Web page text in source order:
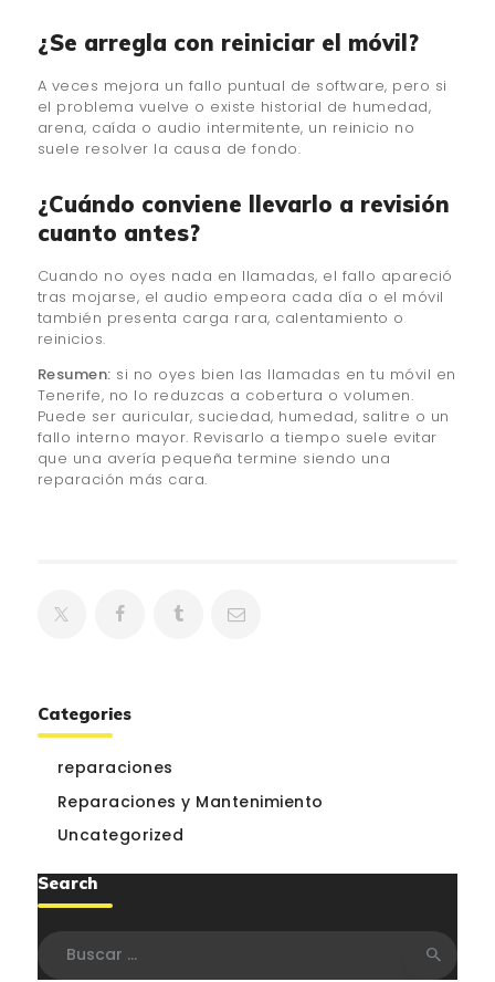
¿Se arregla con reiniciar el móvil?
A veces mejora un fallo puntual de software, pero si
el problema vuelve o existe historial de humedad,
arena, caída o audio intermitente, un reinicio no
suele resolver la causa de fondo.
¿Cuándo conviene llevarlo a revisión
cuanto antes?
Cuando no oyes nada en llamadas, el fallo apareció
tras mojarse, el audio empeora cada día o el móvil
también presenta carga rara, calentamiento o
reinicios.
Resumen: si no oyes bien las llamadas en tu móvil en
Tenerife, no lo reduzcas a cobertura o volumen.
Puede ser auricular, suciedad, humedad, salitre o un
fallo interno mayor. Revisarlo a tiempo suele evitar
que una avería pequeña termine siendo una
reparación más cara.
Categories
reparaciones
Reparaciones y Mantenimiento
Uncategorized
Search